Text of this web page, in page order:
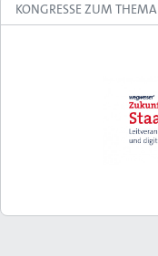
KONGRESSE ZUM THEMA